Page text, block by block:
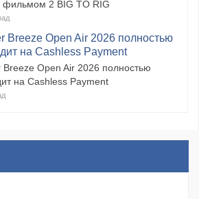
2 BIG TO RIG
Breeze Open Air 2026 полностью
на Cashless Payment
Breeze Open Air 2026 полностью
на Cashless Payment